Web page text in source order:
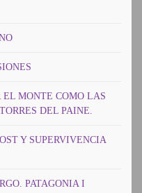
MONTE COMO LAS
DEL PAINE.
Y SUPERVIVENCIA
PATAGONIA I